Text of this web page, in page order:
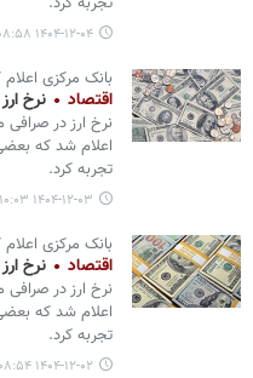
۱۴۰۴-۱۲-۰۴ ۰۸:۵۸
بانک مرکزی اعلام
اقتصاد نرخ ارز امروز ۳
اعلام شد که
تجربه کرد.
۱۴۰۴-۱۲-۰۳ ۱۰:۰۳
بانک مرکزی اعلام
اقتصاد نرخ ارز امروز ۲
اعلام شد که
تجربه کرد.
۱۴۰۴-۱۲-۰۲ ۰۸:۵۴